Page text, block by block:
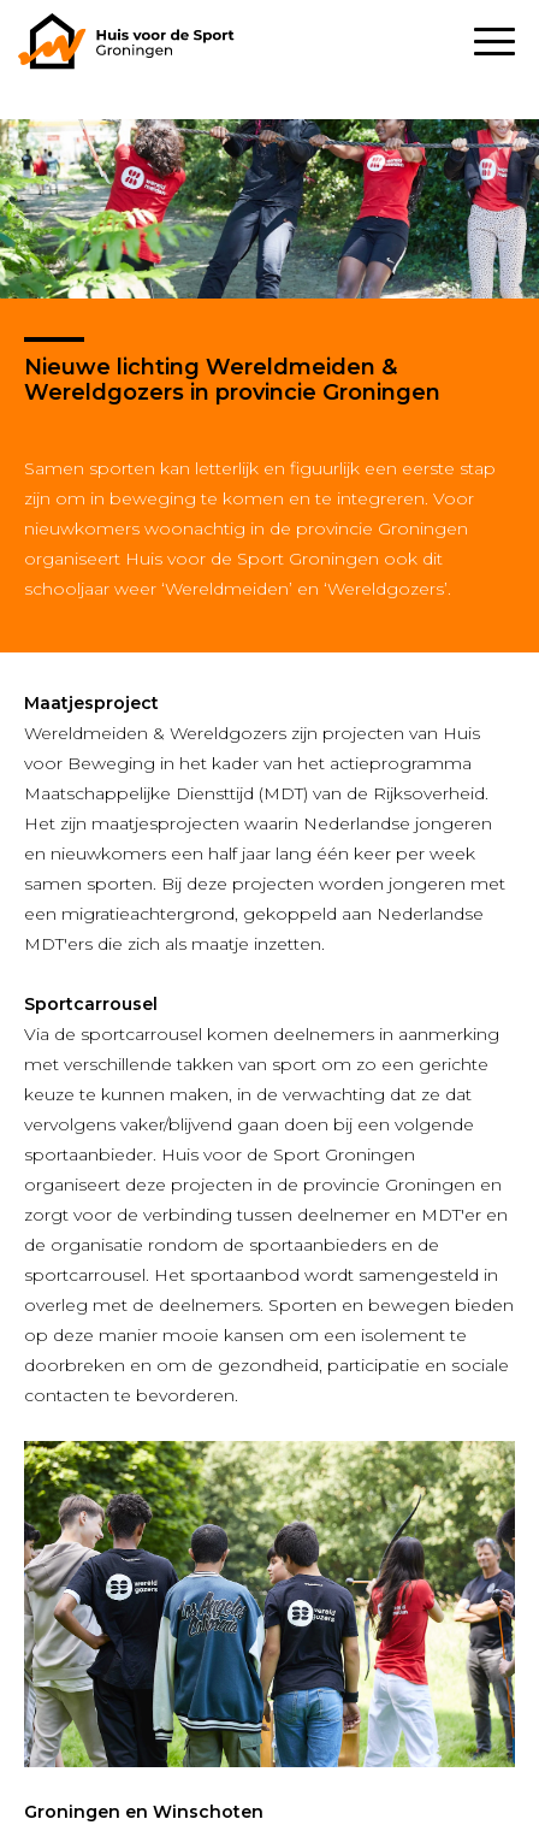
Nieuwe lichting Wereldmeiden &
Wereldgozers in provincie Groningen
Samen sporten kan letterlijk en figuurlijk een eerste stap
zijn om in beweging te komen en te integreren. Voor
nieuwkomers woonachtig in de provincie Groningen
organiseert Huis voor de Sport Groningen ook dit
schooljaar weer ‘Wereldmeiden’ en ‘Wereldgozers’.
Maatjesproject
Wereldmeiden & Wereldgozers zijn projecten van Huis
voor Beweging in het kader van het actieprogramma
Maatschappelijke Diensttijd (MDT) van de Rijksoverheid.
Het zijn maatjesprojecten waarin Nederlandse jongeren
en nieuwkomers een half jaar lang één keer per week
samen sporten. Bij deze projecten worden jongeren met
een migratieachtergrond, gekoppeld aan Nederlandse
MDT'ers die zich als maatje inzetten.
Sportcarrousel
Via de sportcarrousel komen deelnemers in aanmerking
met verschillende takken van sport om zo een gerichte
keuze te kunnen maken, in de verwachting dat ze dat
vervolgens vaker/blijvend gaan doen bij een volgende
sportaanbieder. Huis voor de Sport Groningen
organiseert deze projecten in de provincie Groningen en
zorgt voor de verbinding tussen deelnemer en MDT'er en
de organisatie rondom de sportaanbieders en de
sportcarrousel. Het sportaanbod wordt samengesteld in
overleg met de deelnemers. Sporten en bewegen bieden
op deze manier mooie kansen om een isolement te
doorbreken en om de gezondheid, participatie en sociale
contacten te bevorderen.
Groningen en Winschoten